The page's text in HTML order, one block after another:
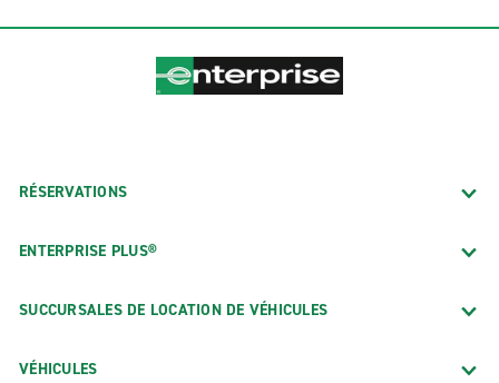
RÉSERVATIONS
ENTERPRISE PLUS®
SUCCURSALES DE LOCATION DE VÉHICULES
VÉHICULES